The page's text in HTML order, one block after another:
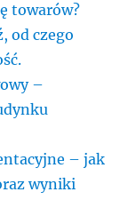
towarów?
od czego
–
– jak
wyniki